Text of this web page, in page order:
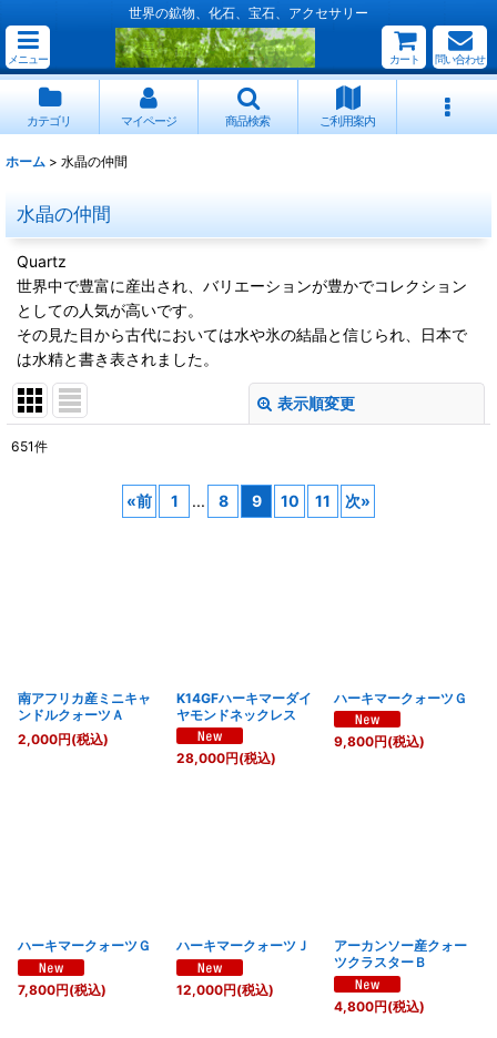
世界の鉱物、化石、宝石、アクセサリー
メニュー カート 問い合わせ
カテゴリ マイページ 商品検索 ご利用案内
ホーム > 水晶の仲間
水晶の仲間
Quartz
世界中で豊富に産出され、バリエーションが豊かでコレクション
としての人気が高いです。
その見た目から古代においては水や氷の結晶と信じられ、日本で
は水精と書き表されました。
表示順変更
651件
«前 1 ... 8 9 10 11 次»
南アフリカ産ミニキャ
ンドルクォーツＡ
2,000円(税込)
K14GFハーキマーダイ
ヤモンドネックレス
28,000円(税込)
ハーキマークォーツＧ
9,800円(税込)
ハーキマークォーツＧ
7,800円(税込)
ハーキマークォーツＪ
12,000円(税込)
アーカンソー産クォー
ツクラスターＢ
4,800円(税込)